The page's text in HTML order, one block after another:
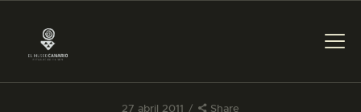
27 abril 2011 Share